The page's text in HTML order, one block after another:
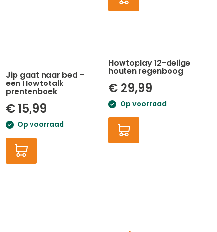
Jip gaat naar bed –
een Howtotalk
prentenboek
€15,99
Op voorraad
Howtoplay 12-delige
houten regenboog
€ 29,99
Op voorraad